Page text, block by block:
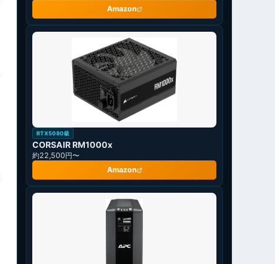
Amazon
RTX5080級
CORSAIR RM1000x
約22,500円〜
Amazon